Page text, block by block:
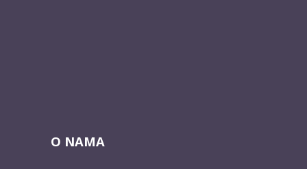
O NAMA